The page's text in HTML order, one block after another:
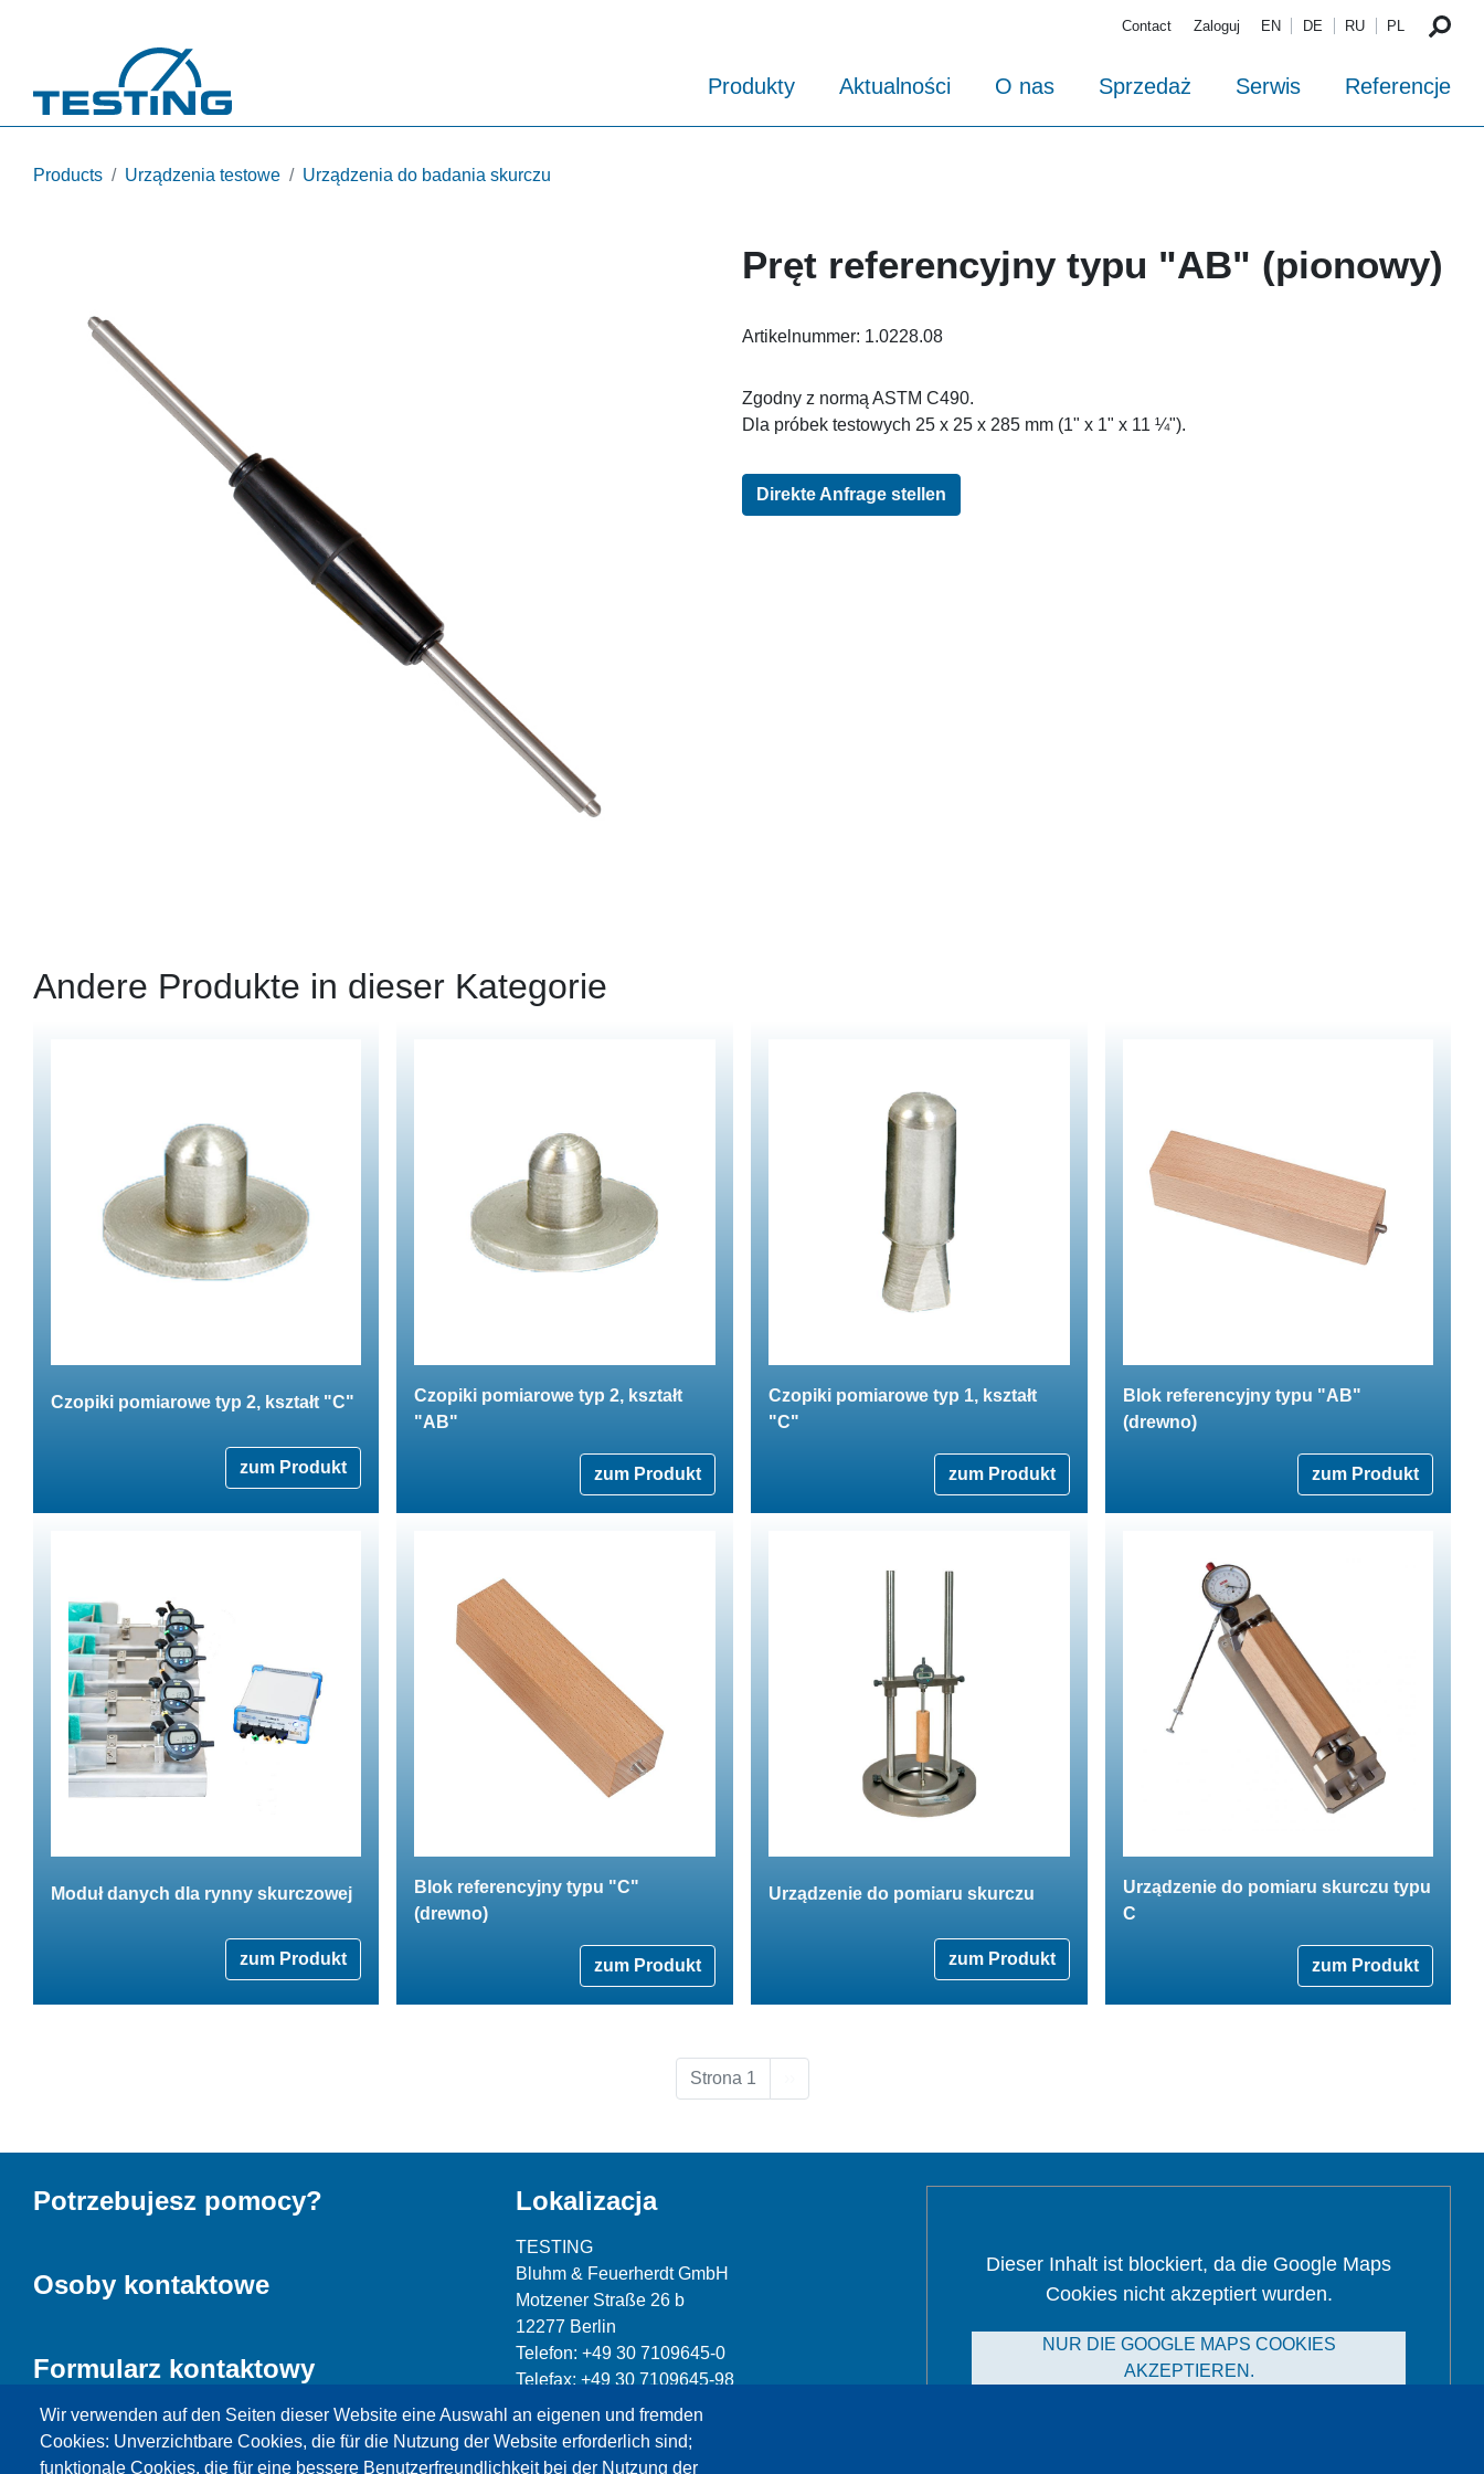
Contact Zaloguj EN DE RU PL
Produkty Aktualności O nas Sprzedaż Serwis Referencje
Products Urządzenia testowe Urządzenia do badania skurczu
Pręt referencyjny typu "AB" (pionowy)
Artikelnummer: 1.0228.08
Zgodny z normą ASTM C490.
Dla próbek testowych 25 x 25 x 285 mm (1" x 1" x 11 ¼").
Direkte Anfrage stellen
Andere Produkte in dieser Kategorie
Czopiki pomiarowe typ 2, kształt "C"
zum Produkt
Czopiki pomiarowe typ 2, kształt
"AB"
zum Produkt
Czopiki pomiarowe typ 1, kształt
"C"
zum Produkt
Blok referencyjny typu "AB"
(drewno)
zum Produkt
Moduł danych dla rynny skurczowej
zum Produkt
Blok referencyjny typu "C"
(drewno)
zum Produkt
Urządzenie do pomiaru skurczu
zum Produkt
Urządzenie do pomiaru skurczu typu
C
zum Produkt
Strona 1
Wir verwenden auf den Seiten dieser Website eine Auswahl an eigenen und fremden
Cookies: Unverzichtbare Cookies, die für die Nutzung der Website erforderlich sind;
funktionale Cookies, die für eine bessere Benutzerfreundlichkeit bei der Nutzung der
Potrzebujesz pomocy?
Osoby kontaktowe
Formularz kontaktowy
Lokalizacja
TESTING
Bluhm & Feuerherdt GmbH
Motzener Straße 26 b
12277 Berlin
Telefon: +49 30 7109645-0
Telefax: +49 30 7109645-98
info@testing.de
Dieser Inhalt ist blockiert, da die Google Maps
Cookies nicht akzeptiert wurden.
NUR DIE GOOGLE MAPS COOKIES
AKZEPTIEREN.